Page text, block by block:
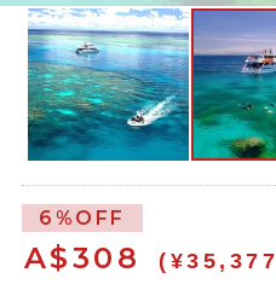
6%OFF
A$308 (¥35,377